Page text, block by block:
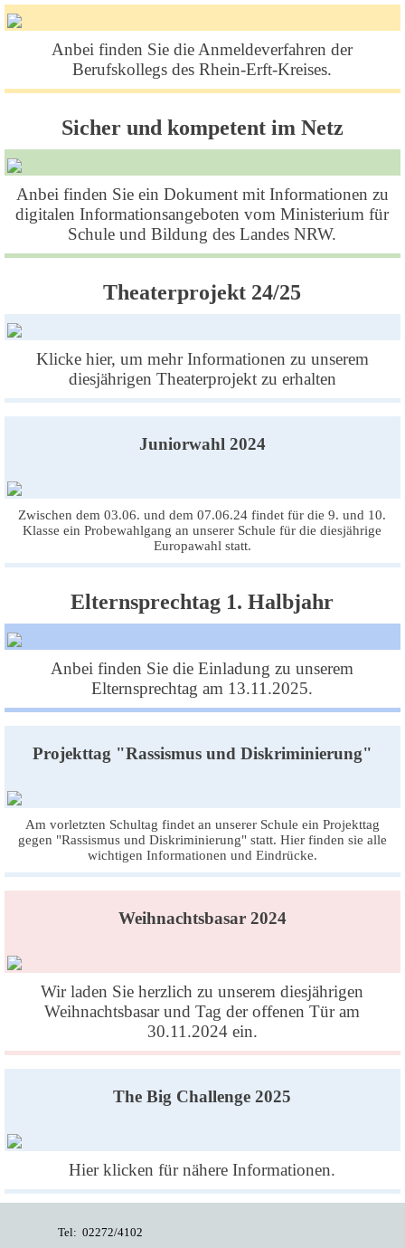
Anbei finden Sie die Anmeldeverfahren der
Berufskollegs des Rhein-Erft-Kreises.
Sicher und kompetent im Netz
Anbei finden Sie ein Dokument mit Informationen zu
digitalen Informationsangeboten vom Ministerium für
Schule und Bildung des Landes NRW.
Theaterprojekt 24/25
Klicke hier, um mehr Informationen zu unserem
diesjährigen Theaterprojekt zu erhalten
Juniorwahl 2024
Zwischen dem 03.06. und dem 07.06.24 findet für die 9. und 10.
Klasse ein Probewahlgang an unserer Schule für die diesjährige
Europawahl statt.
Elternsprechtag 1. Halbjahr
Anbei finden Sie die Einladung zu unserem
Elternsprechtag am 13.11.2025.
Projekttag "Rassismus und Diskriminierung"
Am vorletzten Schultag findet an unserer Schule ein Projekttag
gegen "Rassismus und Diskriminierung" statt. Hier finden sie alle
wichtigen Informationen und Eindrücke.
Weihnachtsbasar 2024
Wir laden Sie herzlich zu unserem diesjährigen
Weihnachtsbasar und Tag der offenen Tür am
30.11.2024 ein.
The Big Challenge 2025
Hier klicken für nähere Informationen.
Tel: 02272/4102